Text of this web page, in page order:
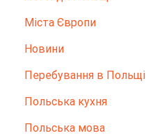
Міста Європи
Новини
Перебування в Польщі
Польська кухня
Польська мова